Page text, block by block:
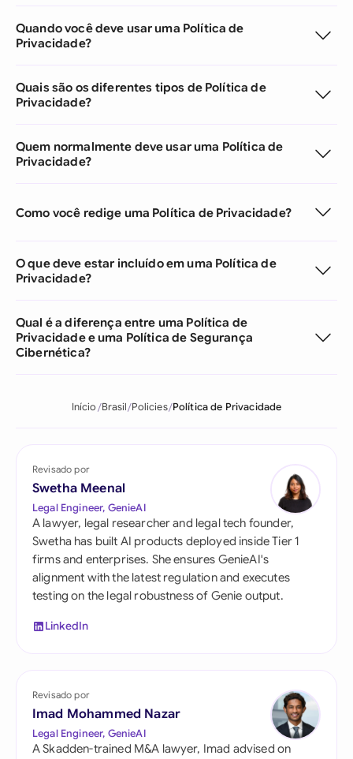
Quando você deve usar uma Política de
Privacidade?
Quais são os diferentes tipos de Política de
Privacidade?
Quem normalmente deve usar uma Política de
Privacidade?
Como você redige uma Política de Privacidade?
O que deve estar incluído em uma Política de
Privacidade?
Qual é a diferença entre uma Política de
Privacidade e uma Política de Segurança
Cibernética?
Início Brasil Policies Política de Privacidade
Revisado por
Swetha Meenal
Legal Engineer, GenieAI
A lawyer, legal researcher and legal tech founder,
Swetha has built AI products deployed inside Tier 1
firms and enterprises. She ensures GenieAI's
alignment with the latest regulation and executes
testing on the legal robustness of Genie output.
LinkedIn
Revisado por
Imad Mohammed Nazar
Legal Engineer, GenieAI
A Skadden-trained M&A lawyer, Imad advised on